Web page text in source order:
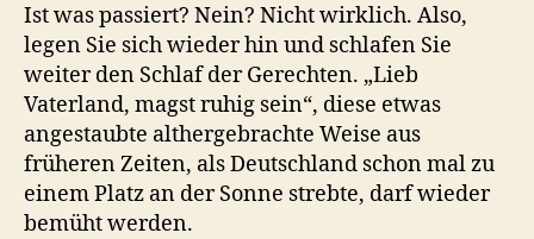
Ist was passiert? Nein? Nicht wirklich. Also,
legen Sie sich wieder hin und schlafen Sie
weiter den Schlaf der Gerechten. „Lieb
Vaterland, magst ruhig sein“, diese etwas
angestaubte althergebrachte Weise aus
früheren Zeiten, als Deutschland schon mal zu
einem Platz an der Sonne strebte, darf wieder
bemüht werden.